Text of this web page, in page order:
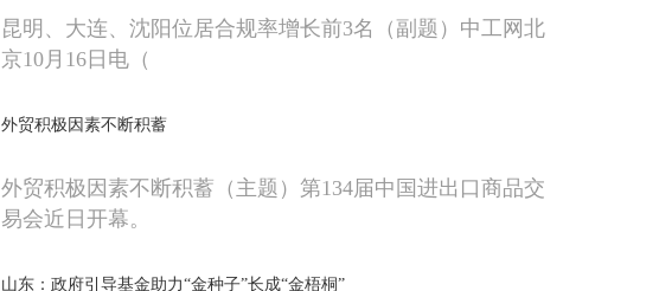
昆明、大连、沈阳位居合规率增长前3名（副题）中工网北
京10月16日电（
外贸积极因素不断积蓄
外贸积极因素不断积蓄（主题）第134届中国进出口商品交
易会近日开幕。
山东：政府引导基金助力“金种子”长成“金梧桐”